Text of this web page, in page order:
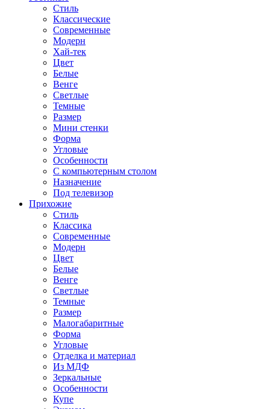
Стиль
Классические
Современные
Модерн
Хай-тек
Цвет
Белые
Венге
Светлые
Темные
Размер
Мини стенки
Форма
Угловые
Особенности
С компьютерным столом
Назначение
Под телевизор
Прихожие
Стиль
Классика
Современные
Модерн
Цвет
Белые
Венге
Светлые
Темные
Размер
Малогабаритные
Форма
Угловые
Отделка и материал
Из МДФ
Зеркальные
Особенности
Купе